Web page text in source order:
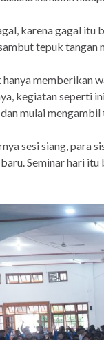
karena gagal itu
tepuk tangan
memberikan
kegiatan seperti
mulai mengambil
sesi siang, para
Seminar hari